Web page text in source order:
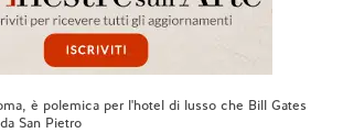
è polemica per l'hotel di lusso che Bill Gates
San Pietro